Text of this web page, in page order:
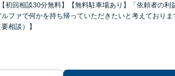
初回相談30分無料】【無料駐車場あり】「依頼者の
ファで何かを持ち帰っていただきたいと考えており
相談）】